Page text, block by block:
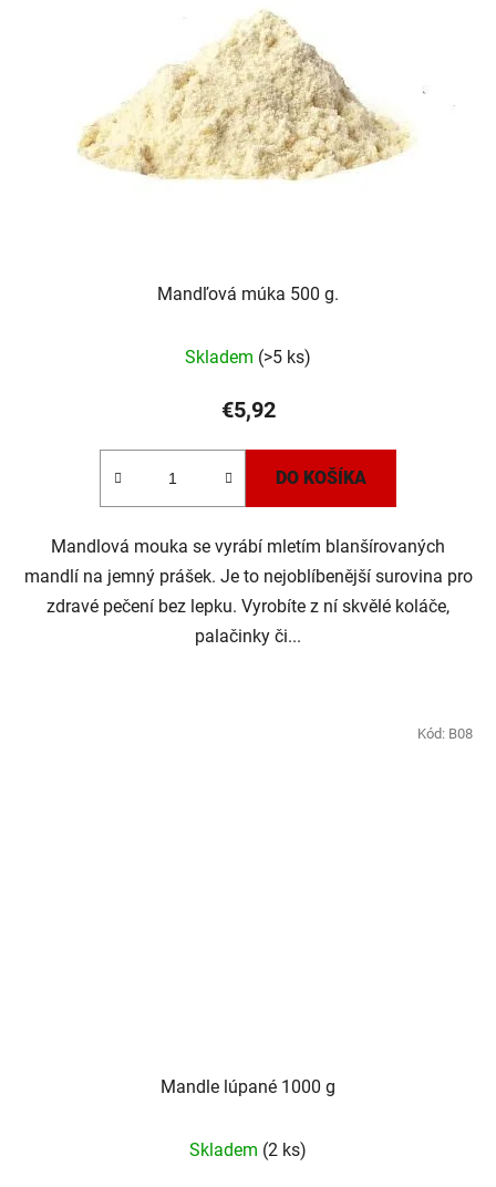
Mandľová múka 500 g.
hodnotenie
produktu
je
hviezdičiek.
Skladem (>5 ks)
€5,92
DO KOŠÍKA
Mandlová mouka se vyrábí mletím blanšírovaných
mandlí na jemný prášek. Je to nejoblíbenější surovina pro
zdravé pečení bez lepku. Vyrobíte z ní skvělé koláče,
palačinky či...
Mandle lúpané 1000 g
Skladem (2 ks)
Kód: B08